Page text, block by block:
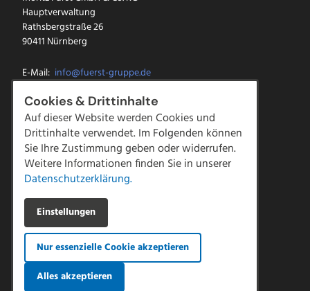
Hauptverwaltung
Rathsbergstraße 26
90411 Nürnberg
E-Mail: info@fuerst-gruppe.de
Fax: 0911 5213-100
Facebook
Instagram
LinkedIn
YouTube
Kontakt
Downloads
Impressum
Datenschutz
AGBs|Compliance
Hinweisgeber Meldestelle
Cookies & Drittinhalte
Auf dieser Website werden Cookies und
Drittinhalte verwendet. Im Folgenden können
Sie Ihre Zustimmung geben oder widerrufen.
Weitere Informationen finden Sie in unserer
Datenschutzerklärung.
Einstellungen
Nur essenzielle Cookie akzeptieren
Alles akzeptieren